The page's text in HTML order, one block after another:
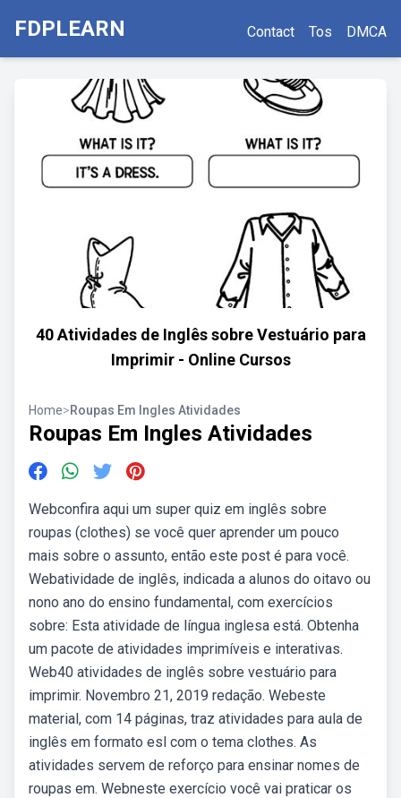
FDPLEARN Contact Tos DMCA
40 Atividades de Inglês sobre Vestuário para
Imprimir - Online Cursos
Home>Roupas Em Ingles Atividades
Roupas Em Ingles Atividades
Webconfira aqui um super quiz em inglês sobre
roupas (clothes) se você quer aprender um pouco
mais sobre o assunto, então este post é para você.
Webatividade de inglês, indicada a alunos do oitavo ou
nono ano do ensino fundamental, com exercícios
sobre: Esta atividade de língua inglesa está. Obtenha
um pacote de atividades imprimíveis e interativas.
Web40 atividades de inglês sobre vestuário para
imprimir. Novembro 21, 2019 redação. Webeste
material, com 14 páginas, traz atividades para aula de
inglês em formato esl com o tema clothes. As
atividades servem de reforço para ensinar nomes de
roupas em. Webneste exercício você vai praticar os